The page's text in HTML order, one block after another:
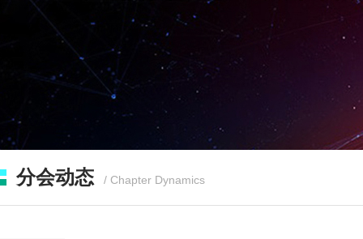
分会动态 / Chapter Dynamics